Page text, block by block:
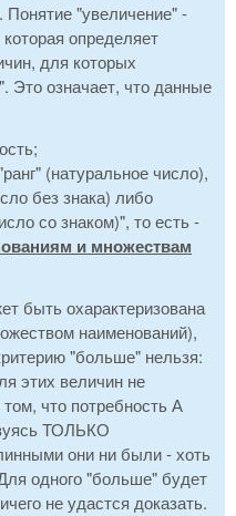
Понятие "увеличение" -
определяет
для которых
Это означает, что данные
(натуральное число),
без знака) либо
со знаком)", то есть -
и множествам
быть охарактеризована
наименований),
"больше" нельзя:
этих величин не
что потребность А
ТОЛЬКО
они ни были - хоть
одного "больше" будет
не удастся доказать.